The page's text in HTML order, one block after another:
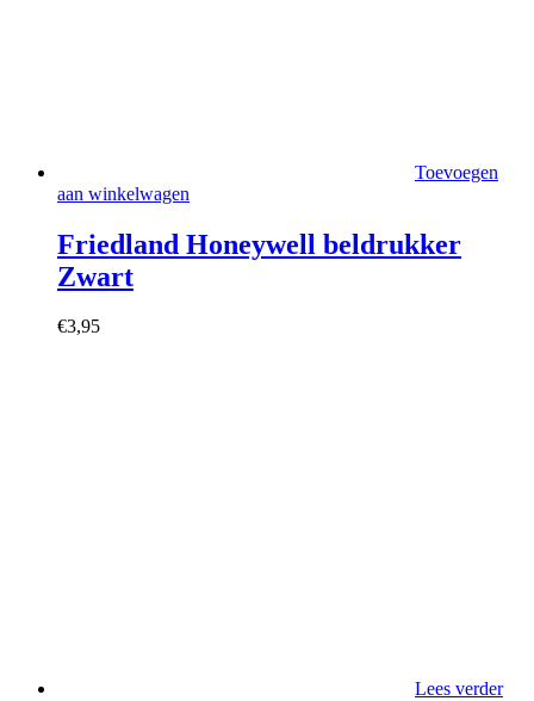
Toevoegen
aan winkelwagen
Friedland Honeywell beldrukker
Zwart
€3,95
Lees verder